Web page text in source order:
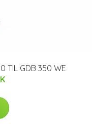
TIL GDB 350 WE